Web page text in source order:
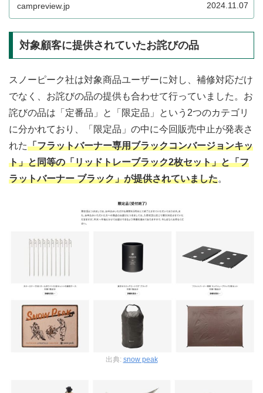
11月7日に発表しました。詳細をレビューします。
campreview.jp 2024.11.07
対象顧客に提供されていたお詫びの品
スノーピーク社は対象商品ユーザーに対し、補修対応だけ
でなく、お詫びの品の提供も合わせて行っていました。お
詫びの品は「定番品」と「限定品」という2つのカテゴリ
に分かれており、「限定品」の中に今回販売中止が発表さ
れた「フラットバーナー専用ブラックコンバージョンキッ
ト」と同等の「リッドトレーブラック2枚セット」と「フ
ラットバーナー ブラック」が提供されていました。
出典: snow peak